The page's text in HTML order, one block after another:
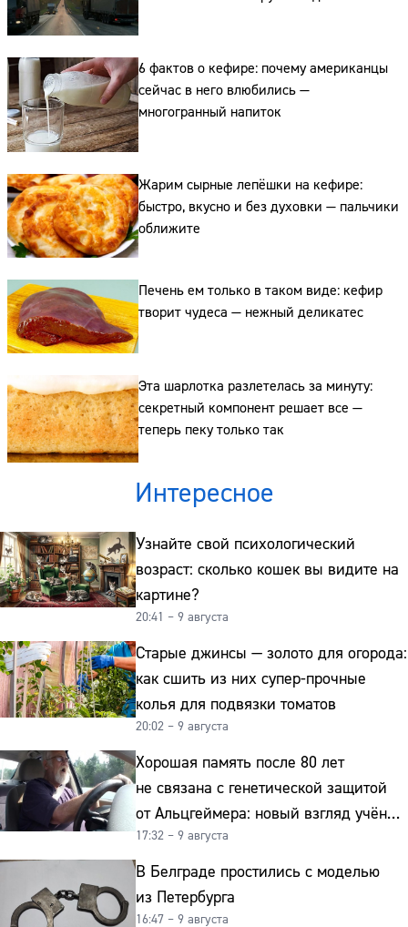
6 фактов о кефире: почему американцы
сейчас в него влюбились —
многогранный напиток
Жарим сырные лепёшки на кефире:
быстро, вкусно и без духовки — пальчики
оближите
Печень ем только в таком виде: кефир
творит чудеса — нежный деликатес
Эта шарлотка разлетелась за минуту:
секретный компонент решает все —
теперь пеку только так
Интересное
Узнайте свой психологический
возраст: сколько кошек вы видите на
картине?
20:41 – 9 августа
Старые джинсы — золото для огорода:
как сшить из них супер-прочные
колья для подвязки томатов
20:02 – 9 августа
Хорошая память после 80 лет
не связана с генетической защитой
от Альцгеймера: новый взгляд учёных
на старение мозга
17:32 – 9 августа
В Белграде простились с моделью
из Петербурга
16:47 – 9 августа
Телефон: